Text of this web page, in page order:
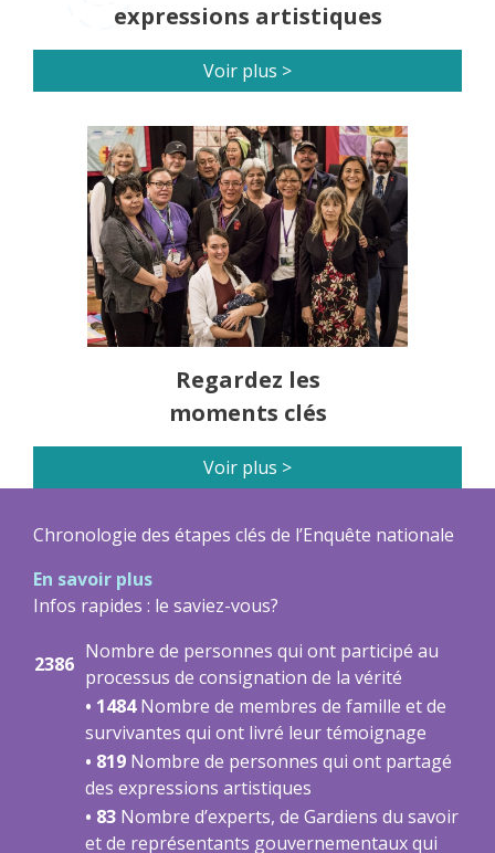
expressions artistiques
Voir plus >
Regardez les
moments clés
Voir plus >
Chronologie des étapes clés de l’Enquête nationale
En savoir plus
Infos rapides : le saviez-vous?
2386
Nombre de personnes qui ont participé au
processus de consignation de la vérité
• 1484Nombre de membres de famille et de
survivantes qui ont livré leur témoignage
• 819 Nombre de personnes qui ont partagé
des expressions artistiques
• 83 Nombre d’experts, de Gardiens du savoir
et de représentants gouvernementaux qui